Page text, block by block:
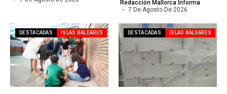
Redacción Mallorca Informa
7 De Agosto De 2026
DESTACADAS ISLAS BALEARES DESTACADAS ISLAS BALEARES